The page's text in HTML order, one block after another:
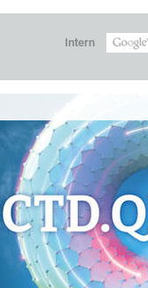
Intern